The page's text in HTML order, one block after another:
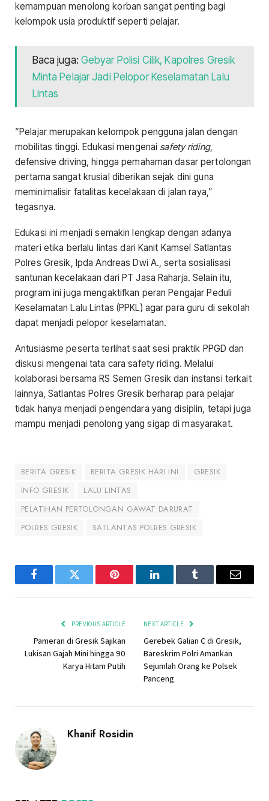
kemampuan menolong korban sangat penting bagi
kelompok usia produktif seperti pelajar.
Baca juga: Gebyar Polisi Cilik, Kapolres Gresik
Minta Pelajar Jadi Pelopor Keselamatan Lalu
Lintas
“Pelajar merupakan kelompok pengguna jalan dengan
mobilitas tinggi. Edukasi mengenai safety riding,
defensive driving, hingga pemahaman dasar pertolongan
pertama sangat krusial diberikan sejak dini guna
meminimalisir fatalitas kecelakaan di jalan raya,”
tegasnya.
Edukasi ini menjadi semakin lengkap dengan adanya
materi etika berlalu lintas dari Kanit Kamsel Satlantas
Polres Gresik, Ipda Andreas Dwi A., serta sosialisasi
santunan kecelakaan dari PT Jasa Raharja. Selain itu,
program ini juga mengaktifkan peran Pengajar Peduli
Keselamatan Lalu Lintas (PPKL) agar para guru di sekolah
dapat menjadi pelopor keselamatan.
Antusiasme peserta terlihat saat sesi praktik PPGD dan
diskusi mengenai tata cara safety riding. Melalui
kolaborasi bersama RS Semen Gresik dan instansi terkait
lainnya, Satlantas Polres Gresik berharap para pelajar
tidak hanya menjadi pengendara yang disiplin, tetapi juga
mampu menjadi penolong yang sigap di masyarakat.
BERITA GRESIK BERITA GRESIK HARI INI
GRESIK
INFO GRESIK
LALU LINTAS
PELATIHAN PERTOLONGAN GAWAT DARURAT
POLRES GRESIK
SATLANTAS POLRES GRESIK
FacebookTwitter Pinterest LinkedInTumblr Email
PREVIOUS ARTICLE
Pameran di Gresik Sajikan
Lukisan Gajah Mini hingga 90
Karya Hitam Putih
NEXT ARTICLE
Gerebek Galian C di Gresik,
Bareskrim Polri Amankan
Sejumlah Orang ke Polsek
Panceng
Khanif Rosidin